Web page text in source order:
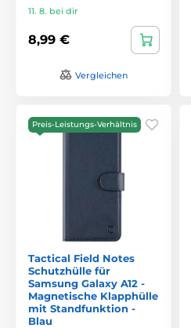
11. 8. bei dir
8,99 €
Vergleichen
Preis-Leistungs-Verhältnis
Tactical Field Notes
Schutzhülle für
Samsung Galaxy A12 -
Magnetische Klapphülle
mit Standfunktion -
Blau